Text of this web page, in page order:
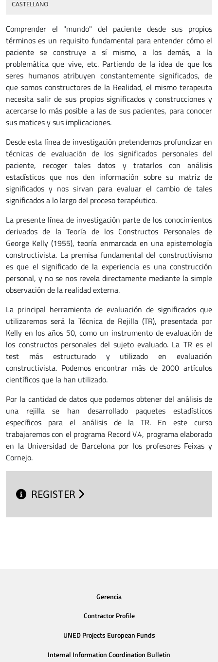
CASTELLANO
Comprender el "mundo" del paciente desde sus propios
términos es un requisito fundamental para entender cómo el
paciente se construye a sí mismo, a los demás, a la
problemática que vive, etc. Partiendo de la idea de que los
seres humanos atribuyen constantemente significados, de
que somos constructores de la Realidad, el mismo terapeuta
necesita salir de sus propios significados y construcciones y
acercarse lo más posible a las de sus pacientes, para conocer
sus matices y sus implicaciones.
Desde esta línea de investigación pretendemos profundizar en
técnicas de evaluación de los significados personales del
paciente, recoger tales datos y tratarlos con análisis
estadísticos que nos den información sobre su matriz de
significados y nos sirvan para evaluar el cambio de tales
significados a lo largo del proceso terapéutico.
La presente línea de investigación parte de los conocimientos
derivados de la Teoría de los Constructos Personales de
George Kelly (1955), teoría enmarcada en una epistemología
constructivista. La premisa fundamental del constructivismo
es que el significado de la experiencia es una construcción
personal, y no se nos revela directamente mediante la simple
observación de la realidad externa.
La principal herramienta de evaluación de significados que
utilizaremos será la Técnica de Rejilla (TR), presentada por
Kelly en los años 50, como un instrumento de evaluación de
los constructos personales del sujeto evaluado. La TR es el
test más estructurado y utilizado en evaluación
constructivista. Podemos encontrar más de 2000 artículos
científicos que la han utilizado.
Por la cantidad de datos que podemos obtener del análisis de
una rejilla se han desarrollado paquetes estadísticos
específicos para el análisis de la TR. En este curso
trabajaremos con el programa Record V.4, programa elaborado
en la Universidad de Barcelona por los profesores Feixas y
Cornejo.
REGISTER
Gerencia
Contractor Profile
UNED Projects European Funds
Internal Information Coordination Bulletin